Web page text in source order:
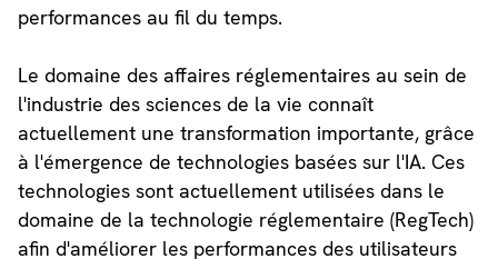
performances au fil du temps.
Le domaine des affaires réglementaires au sein de
l'industrie des sciences de la vie connaît
actuellement une transformation importante, grâce
à l'émergence de technologies basées sur l'IA. Ces
technologies sont actuellement utilisées dans le
domaine de la technologie réglementaire (RegTech)
afin d'améliorer les performances des utilisateurs